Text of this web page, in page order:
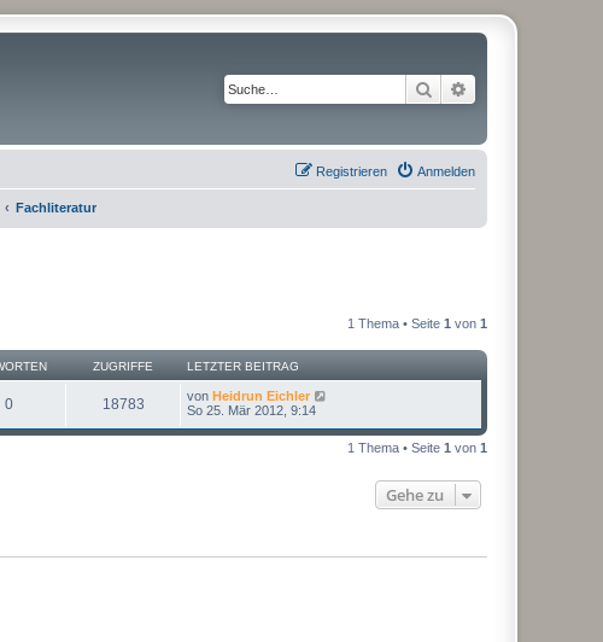
Suche
Anmelden
Registrieren
Fachliteratur
1 Thema • Seite 1 von 1
ZUGRIFFE LETZTER BEITRAG
0 18783 von Heidrun Eichler
So 25. Mär 2012, 9:14
1 Thema • Seite 1 von 1
Gehe zu